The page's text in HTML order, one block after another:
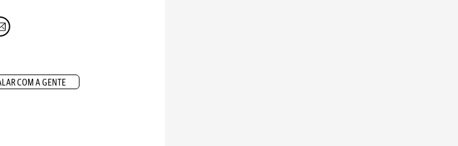
COM A GENTE